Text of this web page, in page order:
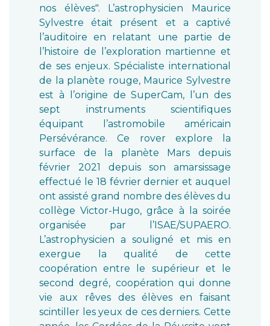
nos élèves". L’astrophysicien Maurice
Sylvestre était présent et a captivé
l’auditoire en relatant une partie de
l’histoire de l’exploration martienne et
de ses enjeux. Spécialiste international
de la planète rouge, Maurice Sylvestre
est à l’origine de SuperCam, l’un des
sept instruments scientifiques
équipant l’astromobile américain
Persévérance. Ce rover explore la
surface de la planète Mars depuis
février 2021 depuis son amarsissage
effectué le 18 février dernier et auquel
ont assisté grand nombre des élèves du
collège Victor-Hugo, grâce à la soirée
organisée par l’ISAE/SUPAERO.
L’astrophysicien a souligné et mis en
exergue la qualité de cette
coopération entre le supérieur et le
second degré, coopération qui donne
vie aux rêves des élèves en faisant
scintiller les yeux de ces derniers. Cette